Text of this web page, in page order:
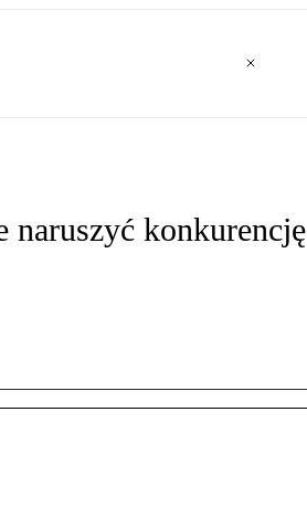
naruszyć konkurencję